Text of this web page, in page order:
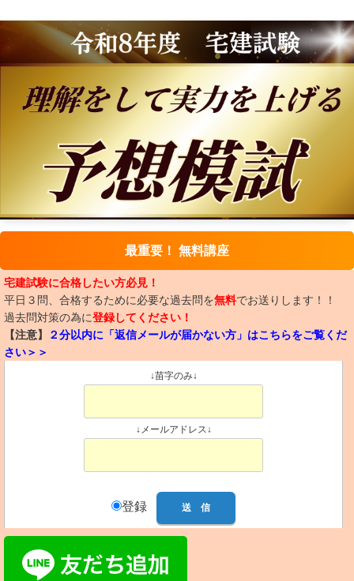
最重要！ 無料講座
宅建試験に合格したい方必見！
平日３問、合格するために必要な過去問を無料でお送りします！！
過去問対策の為に登録してください！
【注意】
２分以内に「返信メールが届かない方」はこちらをご覧くだ
さい＞＞
↓苗字のみ↓
↓メールアドレス↓
登録